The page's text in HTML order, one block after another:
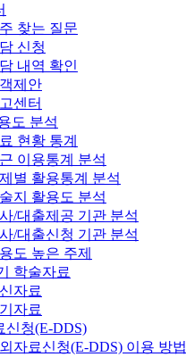
찾는 질문
신청
내역 확인
제안
센터
도 분석
현황 통계
이용통계 분석
별 활용통계 분석
지 활용도 분석
/대출제공 기관 분석
/대출신청 기관 분석
도 높은 주제
학술자료
자료
자료
신청(E-DDS)
자료신청(E-DDS) 이용 방법